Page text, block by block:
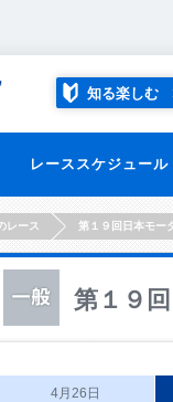
知る楽しむ
レーススケジュール
レース 第１９回日本モー
第１９
4月26日